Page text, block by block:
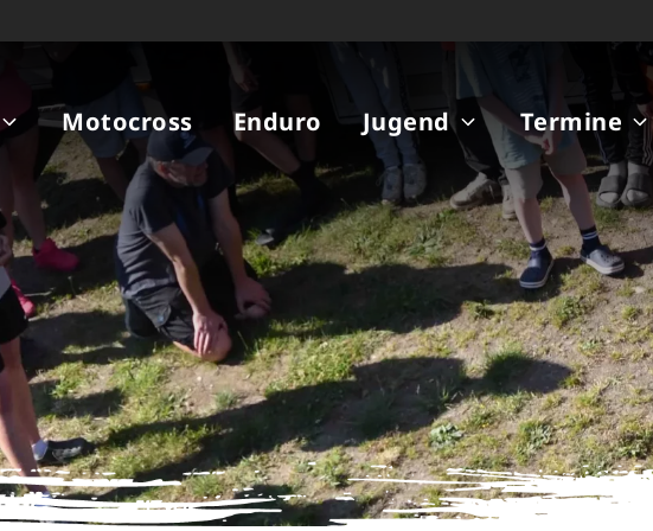
Motocross Enduro Jugend Termine